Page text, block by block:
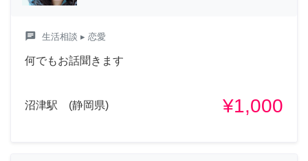
chat 生活相談 ▸ 恋愛
何でもお話聞きます
沼津駅 (静岡県) ¥1,000